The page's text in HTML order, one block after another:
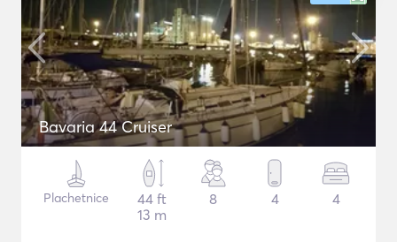
Bavaria 44 Cruiser
Plachetnice
44 ft
13 m
8 4 4